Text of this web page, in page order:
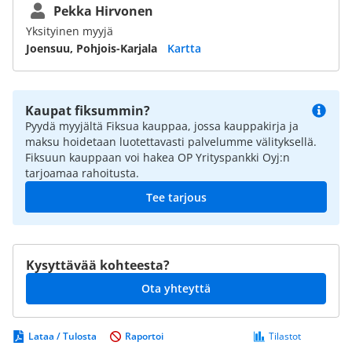
Pekka Hirvonen
Yksityinen myyjä
Joensuu, Pohjois-Karjala
Kartta
Kaupat fiksummin?
Pyydä myyjältä Fiksua kauppaa, jossa kauppakirja ja
maksu hoidetaan luotettavasti palvelumme välityksellä.
Fiksuun kauppaan voi hakea OP Yrityspankki Oyj:n
tarjoamaa rahoitusta.
Tee tarjous
Kysyttävää kohteesta?
Ota yhteyttä
Lataa / Tulosta Tilastot
Raportoi